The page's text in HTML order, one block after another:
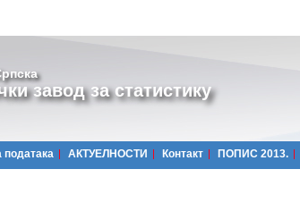
завод за статистику
података АКТУЕЛНОСТИ Контакт ПОПИС 2013.